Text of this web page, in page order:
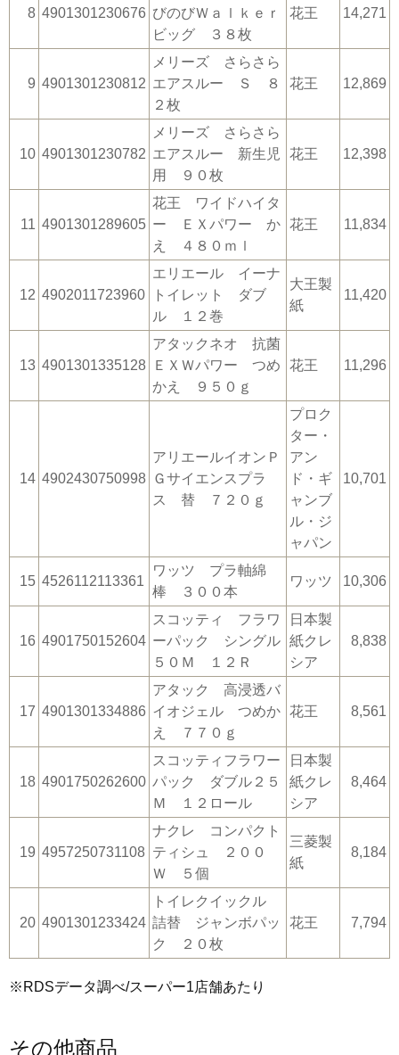
8 4901301230676 びのびＷａｌｋｅｒ
ビッグ ３８枚
花王 14,271
9 4901301230812
メリーズ さらさら
エアスルー Ｓ ８
２枚
花王 12,869
10 4901301230782
メリーズ さらさら
エアスルー 新生児
用 ９０枚
花王 12,398
11 4901301289605
花王 ワイドハイタ
ー ＥＸパワー か
え ４８０ｍｌ
花王 11,834
12 4902011723960
エリエール イーナ
トイレット ダブ
ル １２巻
大王製
紙
11,420
13 4901301335128
アタックネオ 抗菌
ＥＸＷパワー つめ
かえ ９５０ｇ
花王 11,296
14 4902430750998
アリエールイオンＰ
Ｇサイエンスプラ
ス 替 ７２０ｇ
プロク
ター・
アン
ド・ギ
ャンブ
ル・ジ
ャパン
10,701
15 4526112113361
ワッツ プラ軸綿
棒 ３００本
ワッツ 10,306
16 4901750152604
スコッティ フラワ
ーパック シングル
５０Ｍ １２Ｒ
日本製
紙クレ
シア
8,838
17 4901301334886
アタック 高浸透バ
イオジェル つめか
え ７７０ｇ
花王 8,561
18 4901750262600
スコッティフラワー
パック ダブル２５
Ｍ １２ロール
日本製
紙クレ
シア
8,464
19 4957250731108
ナクレ コンパクト
ティシュ ２００
Ｗ ５個
三菱製
紙
8,184
20 4901301233424
トイレクイックル
詰替 ジャンボパッ
ク ２０枚
花王 7,794
※RDSデータ調べ/スーパー1店舗あたり
その他商品